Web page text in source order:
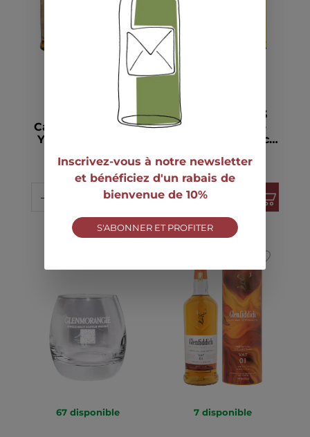
Inscrivez-vous à notre newsletter
et bénéficiez d'un rabais de
bienvenue de 10%
S'ABONNER ET PROFITER
disponible
Caribbean Cask 14
Years Single Malt
70cl
CHF 84.90
Craigellachie 13
Years Speyside
Single Malt Scotch
CHF 59.00
67 disponible 7 disponible